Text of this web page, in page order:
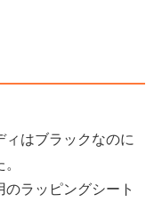
ィはブラックなのに
ラッピングシート